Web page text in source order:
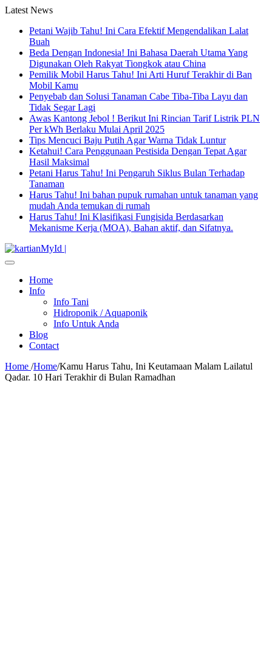
Latest News
Petani Wajib Tahu! Ini Cara Efektif Mengendalikan Lalat
Buah
Beda Dengan Indonesia! Ini Bahasa Daerah Utama Yang
Digunakan Oleh Rakyat Tiongkok atau China
Pemilik Mobil Harus Tahu! Ini Arti Huruf Terakhir di Ban
Mobil Kamu
Penyebab dan Solusi Tanaman Cabe Tiba-Tiba Layu dan
Tidak Segar Lagi
Awas Kantong Jebol ! Berikut Ini Rincian Tarif Listrik PLN
Per kWh Berlaku Mulai April 2025
Tips Mencuci Baju Putih Agar Warna Tidak Luntur
Ketahui! Cara Penggunaan Pestisida Dengan Tepat Agar
Hasil Maksimal
Petani Harus Tahu! Ini Pengaruh Siklus Bulan Terhadap
Tanaman
Harus Tahu! Ini bahan pupuk rumahan untuk tanaman yang
mudah Anda temukan di rumah
Harus Tahu! Ini Klasifikasi Fungisida Berdasarkan
Mekanisme Kerja (MOA), Bahan aktif, dan Sifatnya.
Home
Info
Info Tani
Hidroponik / Aquaponik
Info Untuk Anda
Blog
Contact
Home /Home/Kamu Harus Tahu, Ini Keutamaan Malam Lailatul
Qadar. 10 Hari Terakhir di Bulan Ramadhan